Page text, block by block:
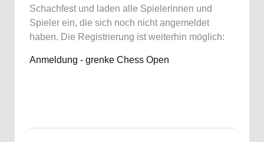
Schachfest und laden alle Spielerinnen und
Spieler ein, die sich noch nicht angemeldet
haben. Die Registrierung ist weiterhin möglich:
Anmeldung - grenke Chess Open